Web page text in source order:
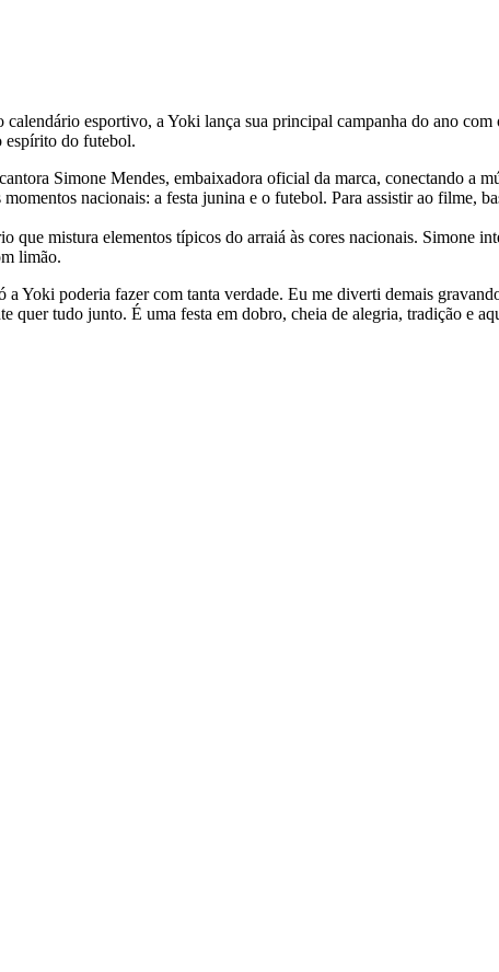
esportivo, a Yoki lança sua principal campanha do ano
espírito do futebol.
Simone Mendes, embaixadora oficial da marca, conectando a
nacionais: a festa junina e o futebol. Para assistir ao filme,
mistura elementos típicos do arraiá às cores nacionais. Simone
limão.
Yoki poderia fazer com tanta verdade. Eu me diverti demais
quer tudo junto. É uma festa em dobro, cheia de alegria, tradição e